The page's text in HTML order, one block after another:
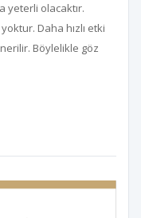
yeterli olacaktır.
Daha hızlı etki
Böylelikle göz